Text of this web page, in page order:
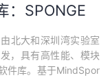
：SPONGE
北大和深圳湾实验室
，具有高性能、模块
件库。基于MindSpor